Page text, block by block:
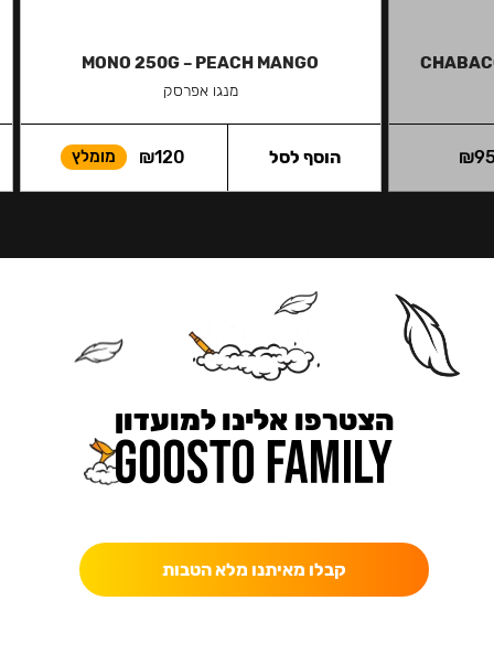
₪
MONO 250G – PEACH MANGO
מנגו אפרסק
₪120 מומלץ הוסף לסל
הצטרפו אלינו למועדון
קבלו מאיתנו מלא הטבות